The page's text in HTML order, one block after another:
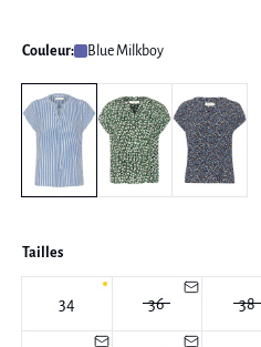
Couleur: Blue Milkboy
Tailles
34 36 38